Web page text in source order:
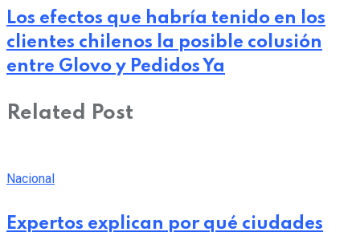
Los efectos que habría tenido en los
clientes chilenos la posible colusión
entre Glovo y Pedidos Ya
Related Post
Nacional
Expertos explican por qué ciudades